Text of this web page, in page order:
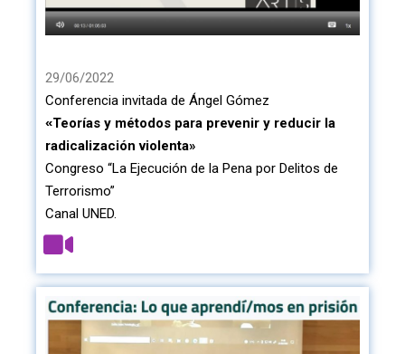
29/06/2022
Conferencia invitada de Ángel Gómez
«Teorías y métodos para prevenir y reducir la
radicalización violenta»
Congreso “La Ejecución de la Pena por Delitos de
Terrorismo”
Canal UNED.